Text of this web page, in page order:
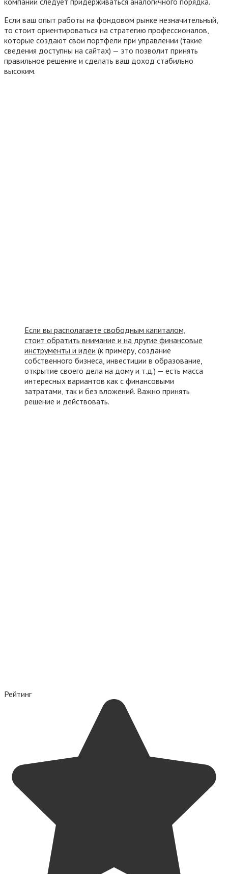
Если ваш опыт работы на фондовом рынке незначительный,
то стоит ориентироваться на стратегию профессионалов,
которые создают свои портфели при управлении (такие
сведения доступны на сайтах) — это позволит принять
правильное решение и сделать ваш доход стабильно
высоким.
Если вы располагаете свободным капиталом,
стоит обратить внимание и на другие финансовые
инструменты и идеи (к примеру, создание
собственного бизнеса, инвестиции в образование,
открытие своего дела на дому и т.д.) — есть масса
интересных вариантов как с финансовыми
затратами, так и без вложений. Важно принять
решение и действовать.
Рейтинг